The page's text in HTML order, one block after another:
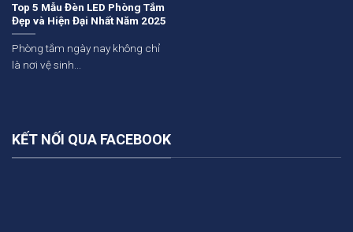
Top 5 Mẫu Đèn LED Phòng Tắm
Đẹp và Hiện Đại Nhất Năm 2025
Phòng tắm ngày nay không chỉ
là nơi vệ sinh...
KẾT NỐI QUA FACEBOOK